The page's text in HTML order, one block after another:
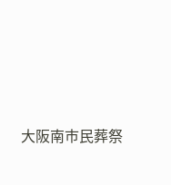
大阪南市民葬祭